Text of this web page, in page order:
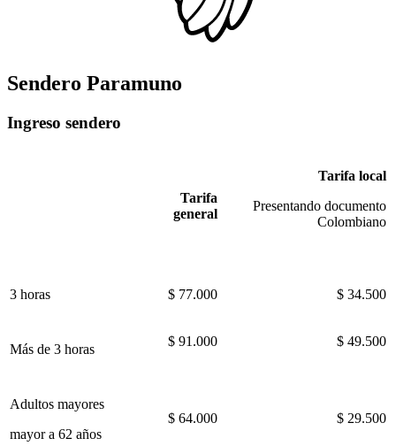
Sendero Paramuno
Ingreso sendero
Tarifa
general
Tarifa local
Presentando documento
Colombiano
3 horas $ 77.000 $ 34.500
Más de 3 horas
$ 91.000 $ 49.500
Adultos mayores
mayor a 62 años
$ 64.000 $ 29.500